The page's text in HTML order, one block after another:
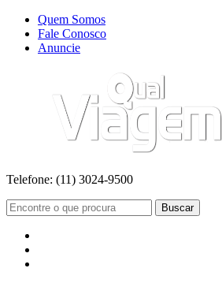
Quem Somos
Fale Conosco
Anuncie
Telefone: (11) 3024-9500
Buscar